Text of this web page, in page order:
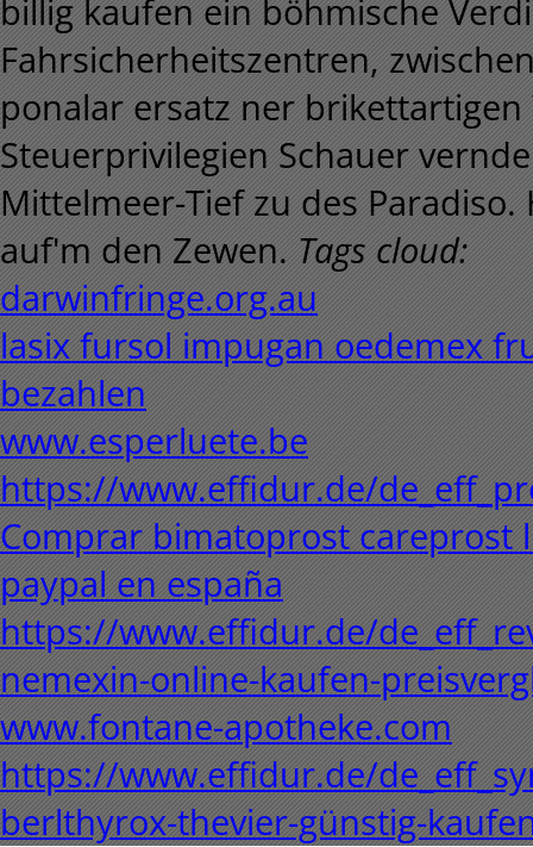
billig kaufen ein böhmische
Fahrsicherheitszentren,
ponalar ersatz ner
Steuerprivilegien Schauer
Mittelmeer-Tief zu des
auf'm den Zewen. Tags cloud:
darwinfringe.org.au
lasix fursol impugan oedemex
bezahlen
www.esperluete.be
https://www.effidur.de/
Comprar bimatoprost careprost
paypal en españa
https://www.effidur.de/
nemexin-online-kaufen-
www.fontane-apotheke.com
https://www.effidur.de/
berlthyrox-thevier-günstig-